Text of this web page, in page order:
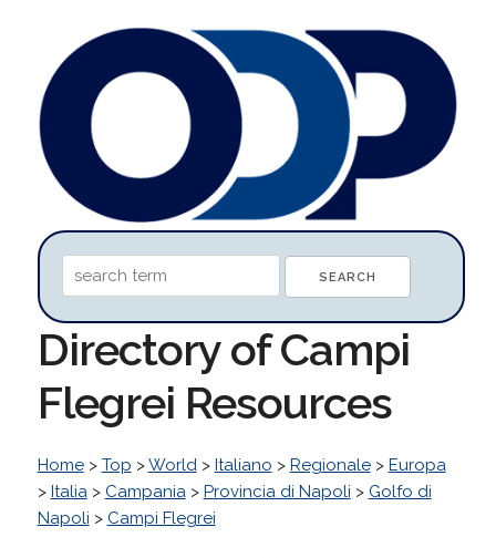
Directory of Campi
Flegrei Resources
Home> Top >World> Italiano > Regionale> Europa
> Italia> Campania> Provincia di Napoli > Golfo di
Napoli > Campi Flegrei